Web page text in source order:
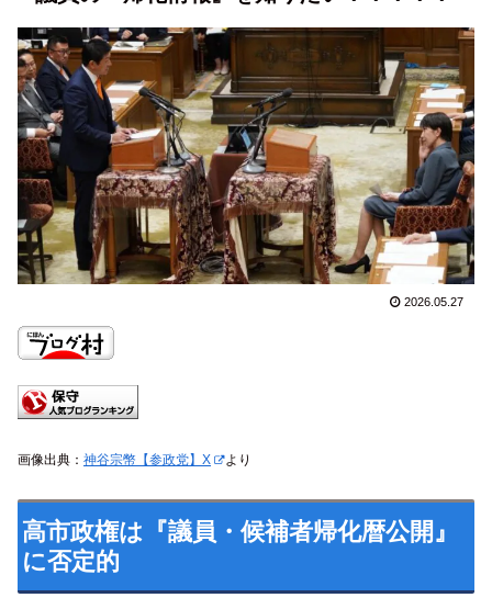
2026.05.27
画像出典： 神谷宗幣【参政党】X より
高市政権は『議員・候補者帰化暦公開』
に否定的